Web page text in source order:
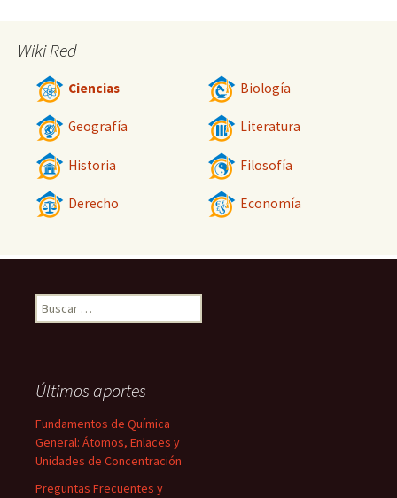
Wiki Red
Ciencias Biología
Geografía Literatura
Historia Filosofía
Derecho Economía
Buscar:
Últimos aportes
Fundamentos de Química
General: Átomos, Enlaces y
Unidades de Concentración
Preguntas Frecuentes y